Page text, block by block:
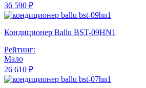
36 590 ₽
Кондиционер Ballu BST-09HN1
Рейтинг:
Мало
26 610 ₽